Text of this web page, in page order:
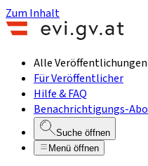
Zum Inhalt
Alle Veröffentlichungen
Für Veröffentlicher
Hilfe & FAQ
Benachrichtigungs-Abo
Suche öffnen
Menü öffnen